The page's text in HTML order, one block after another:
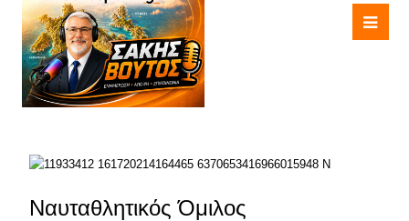
Ναυταθλητικός Όμιλος